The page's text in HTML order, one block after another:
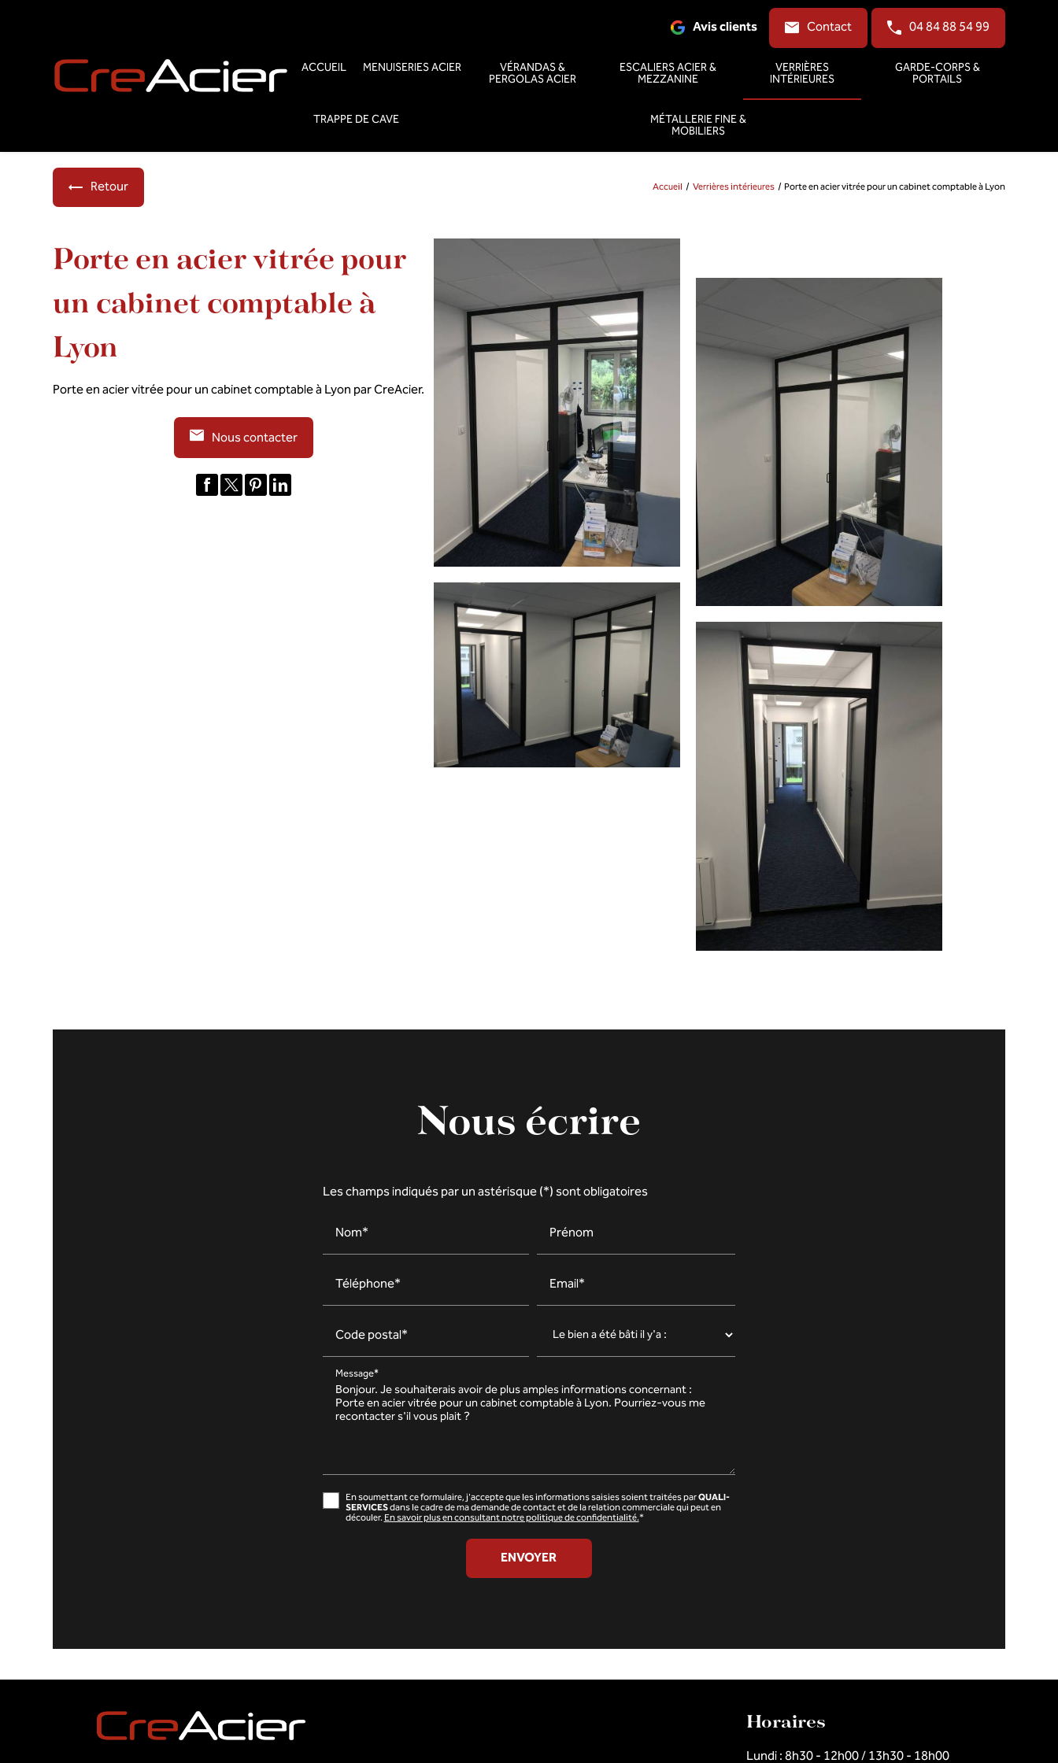
Avis clients Contact 04 84 88 54 99
ACCUEIL MENUISERIES ACIER VÉRANDAS &
PERGOLAS ACIER
ESCALIERS ACIER &
MEZZANINE
VERRIÈRES
INTÉRIEURES
GARDE-CORPS &
PORTAILS
TRAPPE DE CAVE MÉTALLERIE FINE &
MOBILIERS
Accueil Verrières intérieures Porte en acier vitrée pour un cabinet comptable à Lyon
Retour
Porte en acier vitrée pour
un cabinet comptable à
Lyon
Porte en acier vitrée pour un cabinet comptable à Lyon par CreAcier.
Nous contacter
Nous écrire
Les champs indiqués par un astérisque (*) sont obligatoires
Nom* Prénom
Téléphone* Email*
Code postal*
Message*
En soumettant ce formulaire, j'accepte que les informations saisies soient traitées parQUALI-
SERVICESdans le cadre de ma demande de contact et de la relation commerciale qui peut en
découler.En savoir plus en consultant notre politique de confidentialité.*
Horaires
Lundi : 8h30 - 12h00 / 13h30 - 18h00